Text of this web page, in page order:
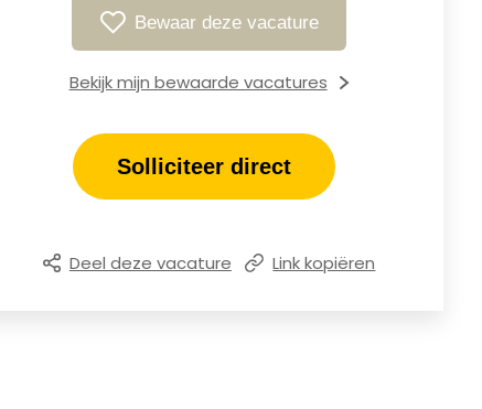
Bewaar deze vacature
Bekijk mijn bewaarde vacatures
Solliciteer direct
Deel deze vacature Link kopiëren